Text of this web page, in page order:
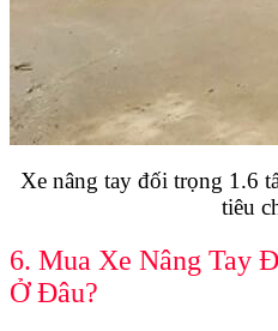
Xe nâng tay đối trọng 1.6
tiêu
6. Mua Xe Nâng Tay
Ở Đâu?